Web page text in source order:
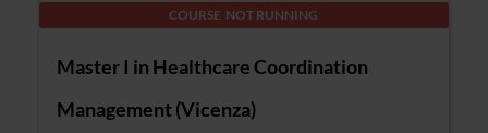
COURSE NOT RUNNING
Master I in Healthcare Coordination
Management (Vicenza)